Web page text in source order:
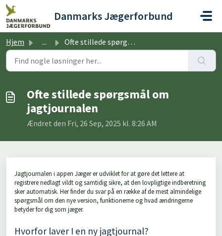
Gå til hovedindhold
Danmarks Jægerforbund
Hjem ... Ofte stillede spørgsmål om jagtjournalen
Ofte stillede spørgsmål om
jagtjournalen
Ændret den Fri, 26 Sep, 2025 kl. 8:26 AM
Jagtjournalen i appen Jæger er udviklet for at gøre det lettere at
registrere nedlagt vildt og samtidig sikre, at den lovpligtige indberetning
sker automatisk. Her finder du svar på en række af de mest almindelige
spørgsmål om den nye version, funktionerne og hvad ændringerne
betyder for dig som jæger.
Hvorfor laver I en ny jagtjournal?